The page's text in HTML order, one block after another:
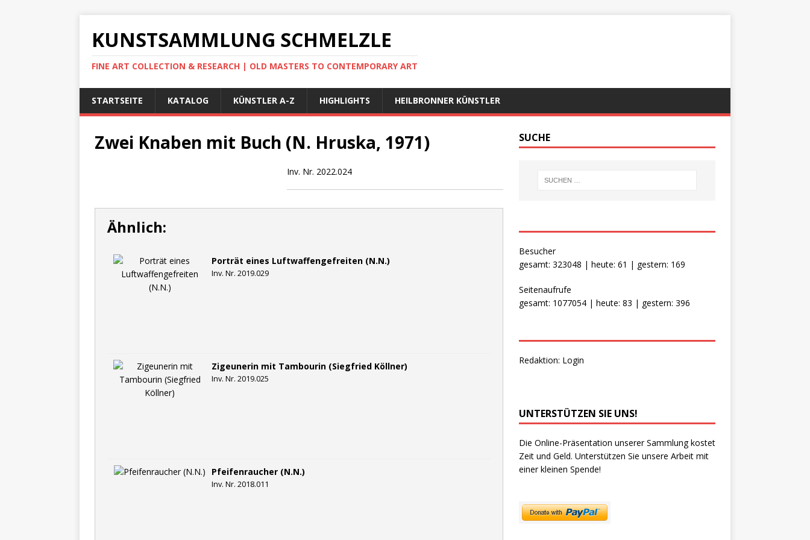
KUNSTSAMMLUNG SCHMELZLE
FINE ART COLLECTION & RESEARCH | OLD MASTERS TO CONTEMPORARY ART
STARTSEITE KATALOG KÜNSTLER A-Z HIGHLIGHTS HEILBRONNER KÜNSTLER
Zwei Knaben mit Buch (N. Hruska, 1971)
Inv. Nr. 2022.024
Ähnlich:
Porträt eines Luftwaffengefreiten (N.N.)
Inv. Nr. 2019.029
Zigeunerin mit Tambourin (Siegfried Köllner)
Inv. Nr. 2019.025
Pfeifenraucher (N.N.)
Inv. Nr. 2018.011
SUCHE
Besucher
gesamt: 323048 | heute: 61 | gestern: 169
Seitenaufrufe
gesamt: 1077054 | heute: 83 | gestern: 396
Redaktion: Login
UNTERSTÜTZEN SIE UNS!
Die Online-Präsentation unserer Sammlung kostet
Zeit und Geld. Unterstützen Sie unsere Arbeit mit
einer kleinen Spende!